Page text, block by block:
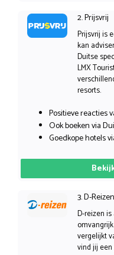
2. Prijsvrij
Prijsvrij is
kan
Duitse
LMX
resorts.
Positieve reacties
Ook boeken via
Goedkope hotels
3. D-Reizen
D-reizen
vergelijkt
vind jij